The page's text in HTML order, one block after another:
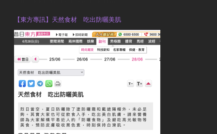
【東方專訊】天然食材 吃出防曬美肌